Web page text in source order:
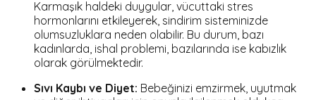
Karmaşık haldeki duygular, vücuttaki stres
hormonlarını etkileyerek, sindirim sisteminizde
olumsuzluklara neden olabilir. Bu durum, bazı
kadınlarda, ishal problemi, bazılarında ise kabızlık
olarak görülmektedir.
Sıvı Kaybı ve Diyet: Bebeğinizi emzirmek, uyutmak